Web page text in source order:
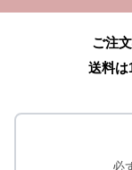
ご注
送料は
必